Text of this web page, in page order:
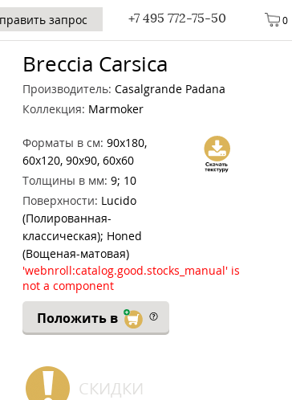
0
+7 495 772-75-50
запрос
Breccia Carsica
Производитель: Casalgrande Padana
Коллекция: Marmoker
Форматы в см: 90x180,
60x120, 90x90, 60x60
Толщины в мм: 9; 10
Поверхности: Lucido
(Полированная-
классическая); Honed
(Вощеная-матовая)
'webnroll:catalog.good.stocks_manual' is
not a component
Положить в
СКИДКИ